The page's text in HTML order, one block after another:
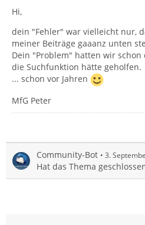
Hi,
dein "Fehler" war vielleicht nur,
meiner Beiträge gaaanz unten
Dein "Problem" hatten wir
die Suchfunktion hätte geholfen.
... schon vor Jahren
MfG Peter
Community-Bot 3.
Hat das Thema